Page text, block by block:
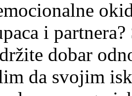
i
dobar
da svojim